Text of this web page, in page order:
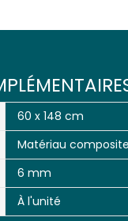
60 x 148 cm
Matériau
6 mm
À l'unité